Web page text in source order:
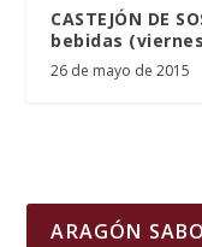
CASTEJÓN DE
bebidas
26 de mayo de 2015
ARAGÓN